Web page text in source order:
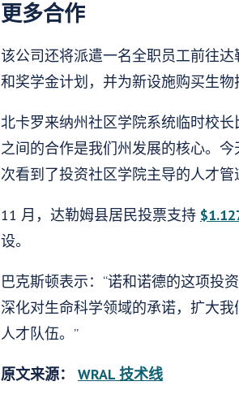
更多合作
该公司还将派遣一名全职员工前往
和奖学金计划，并为新设施购买生物
北卡罗来纳州社区学院系统临时校
之间的合作是我们州发展的核心。
次看到了投资社区学院主导的人才
11 月，达勒姆县居民投票支持
设。
巴克斯顿表示：“诺和诺德的这项投
深化对生命科学领域的承诺，扩大
人才队伍。”
原文来源： WRAL 技术线